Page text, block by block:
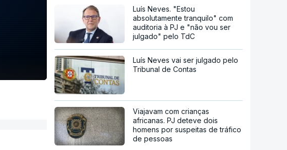
Luís Neves. "Estou
absolutamente tranquilo" com
auditoria à PJ e "não vou ser
julgado" pelo TdC
Luís Neves vai ser julgado pelo
Tribunal de Contas
Viajavam com crianças
africanas. PJ deteve dois
homens por suspeitas de tráfico
de pessoas